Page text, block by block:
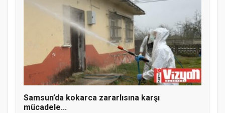
Samsun’da kokarca zararlısına karşı
mücadele...